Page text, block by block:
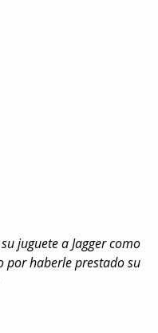
juguete a Jagger como
por haberle prestado su